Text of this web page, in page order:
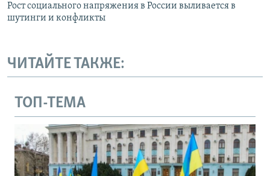
Рост социального напряжения в России выливается в
шутинги и конфликты
ЧИТАЙТЕ ТАКЖЕ:
ТОП-ТЕМА